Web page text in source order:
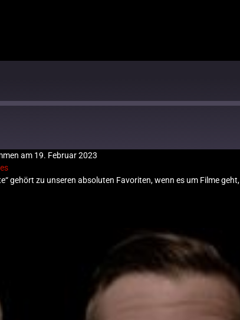
am 19. Februar 2023
gehört zu unseren absoluten Favoriten, wenn es um Filme geht,